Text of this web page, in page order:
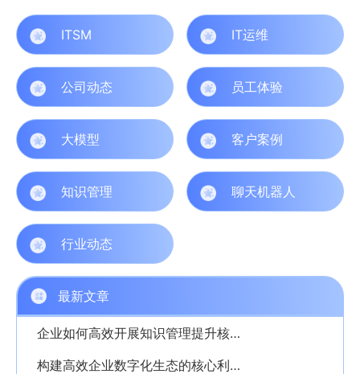
ITSM IT运维
公司动态 员工体验
大模型 客户案例
知识管理 聊天机器人
行业动态
最新文章
企业如何高效开展知识管理提升核心竞争力
构建高效企业数字化生态的核心利器——PKM个人知识管理系统解析